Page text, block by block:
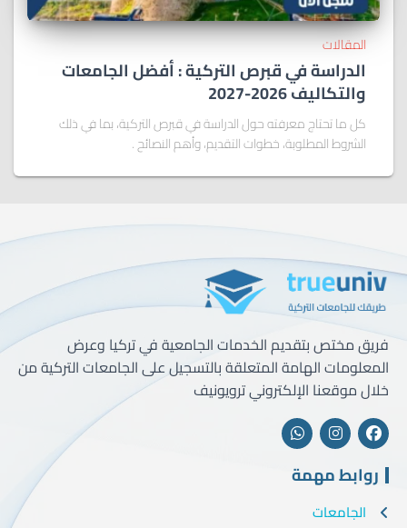
المقالات
الدراسة في قبرص التركية : أفضل الجامعات
والتكاليف 2026-2027
كل ما تحتاج معرفته حول الدراسة في قبرص التركية، بما في ذلك
الشروط المطلوبة، خطوات التقديم، وأهم النصائح .
فريق مختص بتقديم الخدمات الجامعية في تركيا وعرض
المعلومات الهامة المتعلقة بالتسجيل على الجامعات التركية من
خلال موقعنا الإلكتروني ترويونيف
روابط مهمة
الجامعات